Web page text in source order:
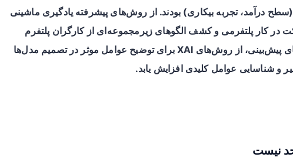
(سطح درآمد، تجربه بیکاری) بودند. از روش‌های پیشرفته یادگیری ماشینی
در کار پلتفرمی و کشف الگوهای زیرمجموعه‌ای از کارگران پلتفرم
استفاده شد. افزون بر مدل‌های پیش‌بینی، از روش‌های XAI برای توضیح عوامل موثر در تصمیم مدل‌ها
و شناسایی عوامل کلیدی افزایش یابد.
نیست